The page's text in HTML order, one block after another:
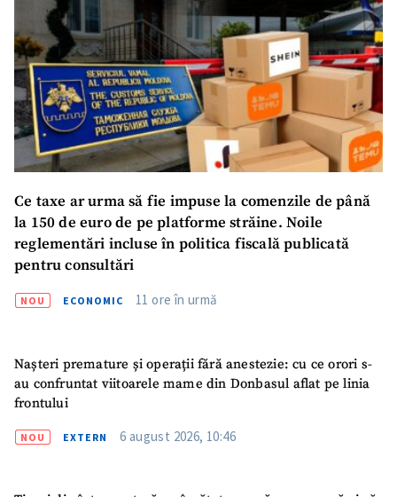
Ce taxe ar urma să fie impuse la comenzile de până
la 150 de euro de pe platforme străine. Noile
reglementări incluse în politica fiscală publicată
pentru consultări
NOU ECONOMIC 11 ore în urmă
Nașteri premature și operații fără anestezie: cu ce orori s-
au confruntat viitoarele mame din Donbasul aflat pe linia
frontului
NOU EXTERN 6 august 2026, 10:46